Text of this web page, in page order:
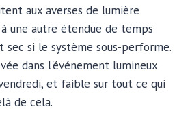
aux averses de lumière
une autre étendue de temps
sec si le système sous-performe.
dans l'événement lumineux
et faible sur tout ce qui
de cela.